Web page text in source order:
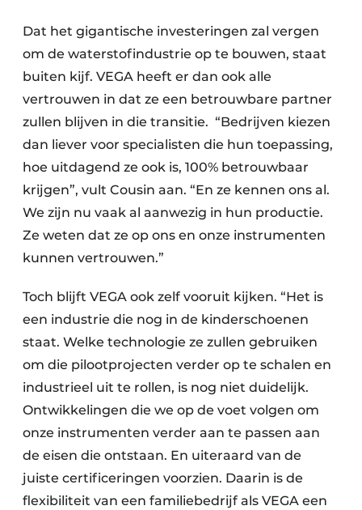
Dat het gigantische investeringen zal vergen
om de waterstofindustrie op te bouwen, staat
buiten kijf. VEGA heeft er dan ook alle
vertrouwen in dat ze een betrouwbare partner
zullen blijven in die transitie. “Bedrijven kiezen
dan liever voor specialisten die hun toepassing,
hoe uitdagend ze ook is, 100% betrouwbaar
krijgen”, vult Cousin aan. “En ze kennen ons al.
We zijn nu vaak al aanwezig in hun productie.
Ze weten dat ze op ons en onze instrumenten
kunnen vertrouwen.”
Toch blijft VEGA ook zelf vooruit kijken. “Het is
een industrie die nog in de kinderschoenen
staat. Welke technologie ze zullen gebruiken
om die pilootprojecten verder op te schalen en
industrieel uit te rollen, is nog niet duidelijk.
Ontwikkelingen die we op de voet volgen om
onze instrumenten verder aan te passen aan
de eisen die ontstaan. En uiteraard van de
juiste certificeringen voorzien. Daarin is de
flexibiliteit van een familiebedrijf als VEGA een